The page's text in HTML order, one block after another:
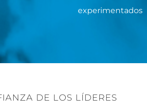
experimentados
DE LOS LÍDERES